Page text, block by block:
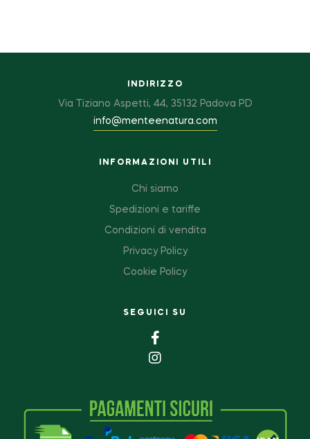
INDIRIZZO
Via Tiziano Aspetti, 44, 35132 Padova PD
info@menteenatura.com
INFORMAZIONI UTILI
Chi siamo
Spedizioni e tariffe
Condizioni di vendita
Privacy Policy
Cookie Policy
SEGUICI SU